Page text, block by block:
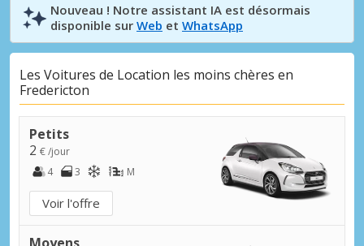
Nouveau ! Notre assistant IA est désormais
disponible sur Web et WhatsApp
Les Voitures de Location les moins chères en
Fredericton
Petits
2 € /jour
4
3 M
Voir l'offre